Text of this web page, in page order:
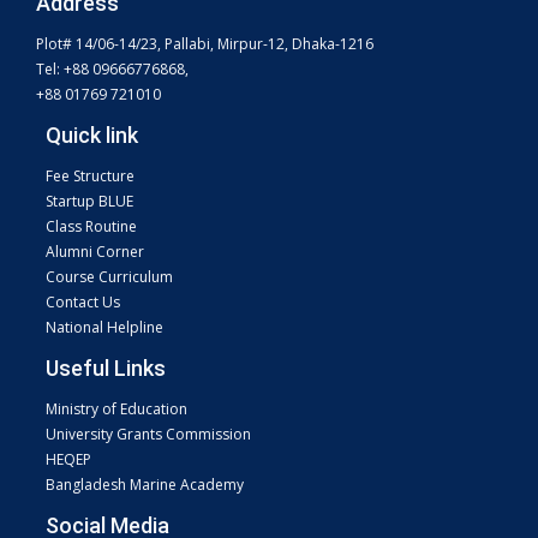
Plot# 14/06-14/23, Pallabi, Mirpur-12, Dhaka-1216
Tel: +88 09666776868,
+88 01769 721010
Quick link
Fee Structure
Startup BLUE
Class Routine
Alumni Corner
Course Curriculum
Contact Us
National Helpline
Useful Links
Ministry of Education
University Grants Commission
HEQEP
Bangladesh Marine Academy
Social Media